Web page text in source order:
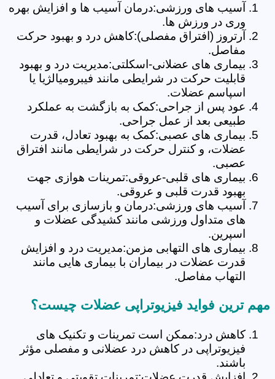
آسیب های ورزشی:درمان آسیب ها و افزایش بهره
وری در ورزش ها.
آرتروز (افتراق مفصلی):کاهش درد و بهبود حرکت
مفاصل.
بیماری های عضلانی-اسکلتی:مدیریت درد و بهبود
قابلیت حرکت در شرایطی مانند فیبرومیالژیا یا
اسپاسم عضلات.
عود پس از جراحی:کمک به بازگشت به عملکرد
طبیعی بعد از عمل جراحی.
بیماری های عصبی:کمک به بهبود تعادل، قدرت
عضلات، و کنترل حرکت در شرایطی مانند افتراق
عصبی.
بیماری های قلبی-عروقی:تمرینات هوازی جهت
بهبود قدرت قلبی و عروقی.
آسیب های ورزشی:درمان و بازسازی برای آسیب
های متداول ورزشی مانند کشیدگی عضلات و
اسپرین.
بیماری های التهابی مزمن:مدیریت درد و افزایش
قدرت عضلات در بیماران با بیماری هایی مانند
التهاب مفاصل.
مهم ترین فواید فیزیوتراپی عضلات چیست؟
کاهش درد:ممکن است تمرینات و تکنیک های
فیزیوتراپی در کاهش درد عضلانی و مفصلی مؤثر
باشند.